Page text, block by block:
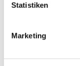
Statistiken
Marketing